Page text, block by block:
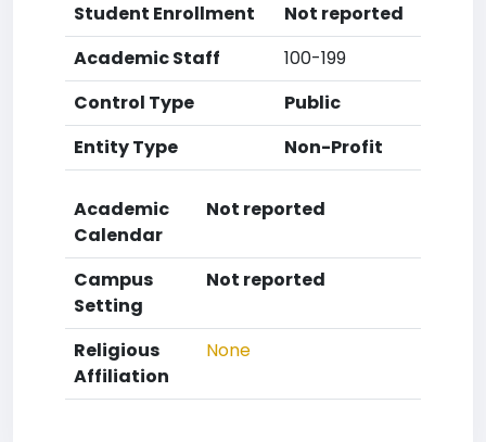
Student Enrollment
Not reported
Academic Staff
100-199
Control Type
Public
Entity Type
Non-Profit
Academic
Calendar
Not reported
Campus
Setting
Not reported
Religious
Affiliation
None